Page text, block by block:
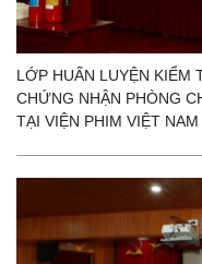
LỚP HUẤN LUYỆN KIỂM
CHỨNG NHẬN PHÒNG
TẠI VIỆN PHIM VIỆT NAM